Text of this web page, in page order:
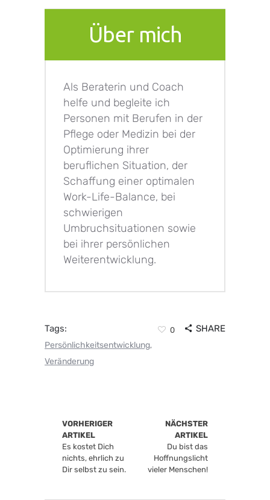
Über mich
Als Beraterin und Coach
helfe und begleite ich
Personen mit Berufen in der
Pflege oder Medizin bei der
Optimierung ihrer
beruflichen Situation, der
Schaffung einer optimalen
Work-Life-Balance, bei
schwierigen
Umbruchsituationen sowie
bei ihrer persönlichen
Weiterentwicklung.
Tags:
Persönlichkeitsentwicklung,
Veränderung
0 SHARE
VORHERIGER
ARTIKEL
Es kostet Dich
nichts, ehrlich zu
Dir selbst zu sein.
NÄCHSTER
ARTIKEL
Du bist das
Hoffnungslicht
vieler Menschen!